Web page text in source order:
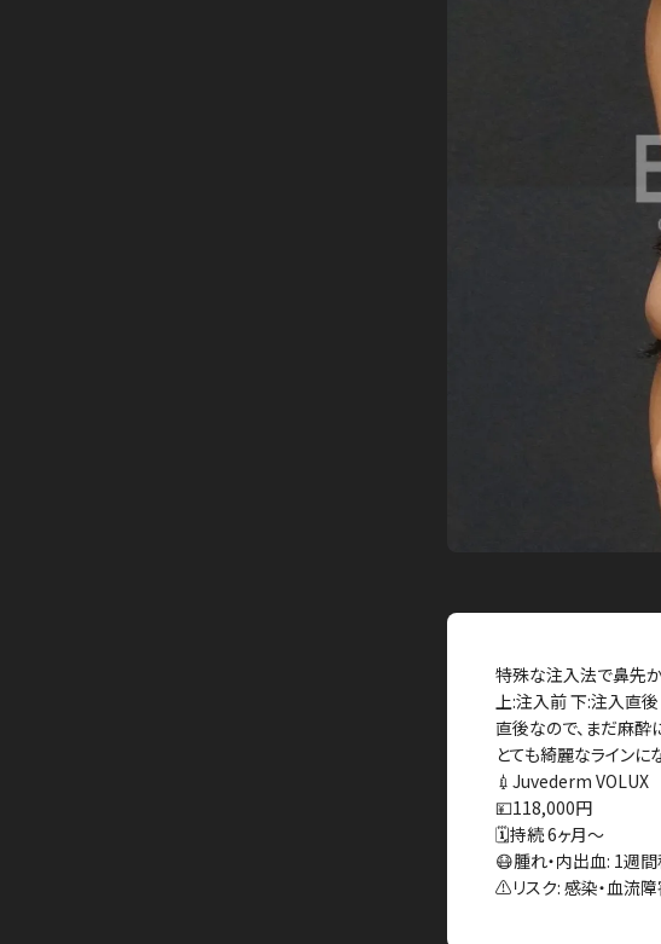
特殊な注入法で鼻先か
上:注入前 下:注入直後
直後なので、まだ麻酔
とても綺麗なラインに
💉Juvederm VOLUX
💴118,000円
🗓持続 6ヶ月〜
😷腫れ・内出血: 1週
⚠️リスク: 感染・血流